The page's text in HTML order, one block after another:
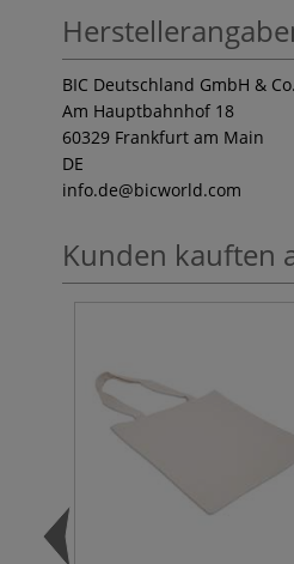
BIC Deutschland GmbH &
Am Hauptbahnhof 18
60329 Frankfurt am Main
DE
info.de@bicworld.com
Kunden kauften